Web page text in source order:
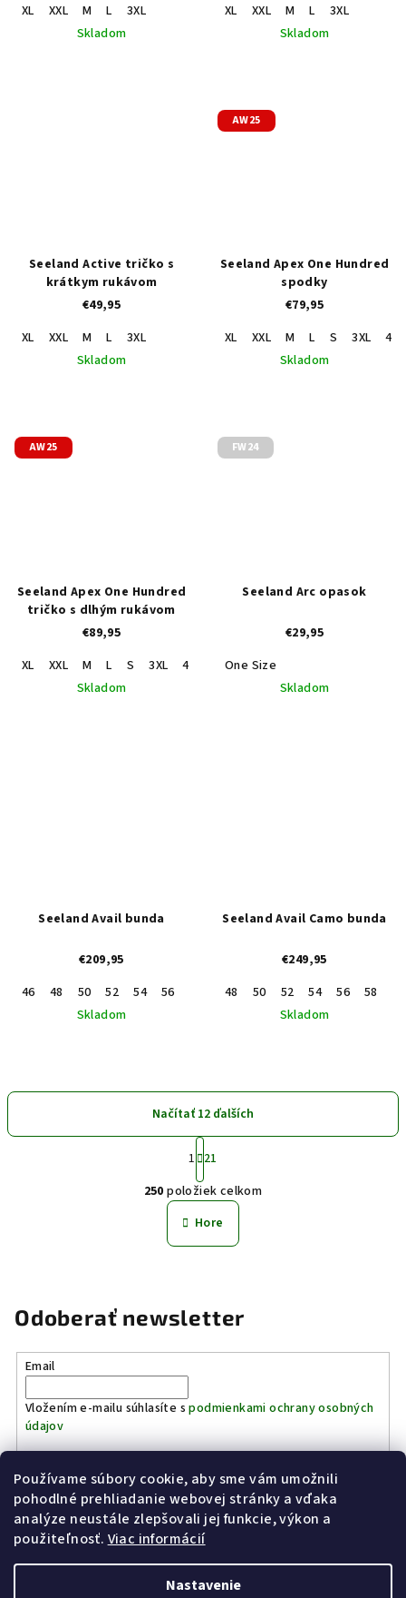
Používame súbory cookie, aby sme vám umožnili
pohodlné prehliadanie webovej stránky a vďaka
analýze neustále zlepšovali jej funkcie, výkon a
použiteľnosť. Viac informácií
Nastavenie
XL
XXL M L
3XL
Skladom
XL
XXL M L
3XL
Skladom
Seeland Active tričko s
krátkym rukávom
€49,95
XL
XXL M L
3XL
Skladom
AW25
Seeland Apex One Hundred
spodky
€79,95
XL
XXL M L S 3XL
4XL
Skladom
AW25
Seeland Apex One Hundred
tričko s dlhým rukávom
€89,95
XL
XXL M L S 3XL
4XL
Skladom
FW24
Seeland Arc opasok
€29,95
One Size
Skladom
Seeland Avail bunda
€209,95
46
48 50 52 54 56 60 62
64
Skladom
Seeland Avail Camo bunda
€249,95
48
50 52 54 56 58
Skladom
O
v
l
á
i
v
y
v
ý
p
i
Načítať 12 ďalších
S
t
r
á
n
k
o
i
e
1 21
250 položiek celkom
Hore
Odoberať newsletter
Email
Vložením e-mailu súhlasíte spodmienkami ochrany osobných
údajov
Prihlásiť sa
Kinostrelnica Páleník